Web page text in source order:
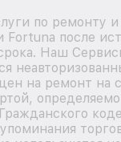
по ремонту
после
Наш
на ремонт на